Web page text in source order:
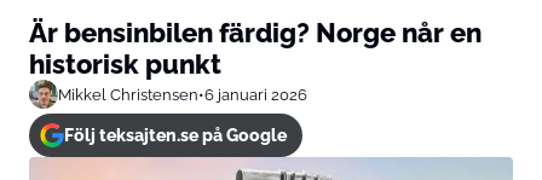
Är bensinbilen färdig? Norge når en
historisk punkt
Mikkel Christensen•6 januari 2026
Följ teksajten.se på Google